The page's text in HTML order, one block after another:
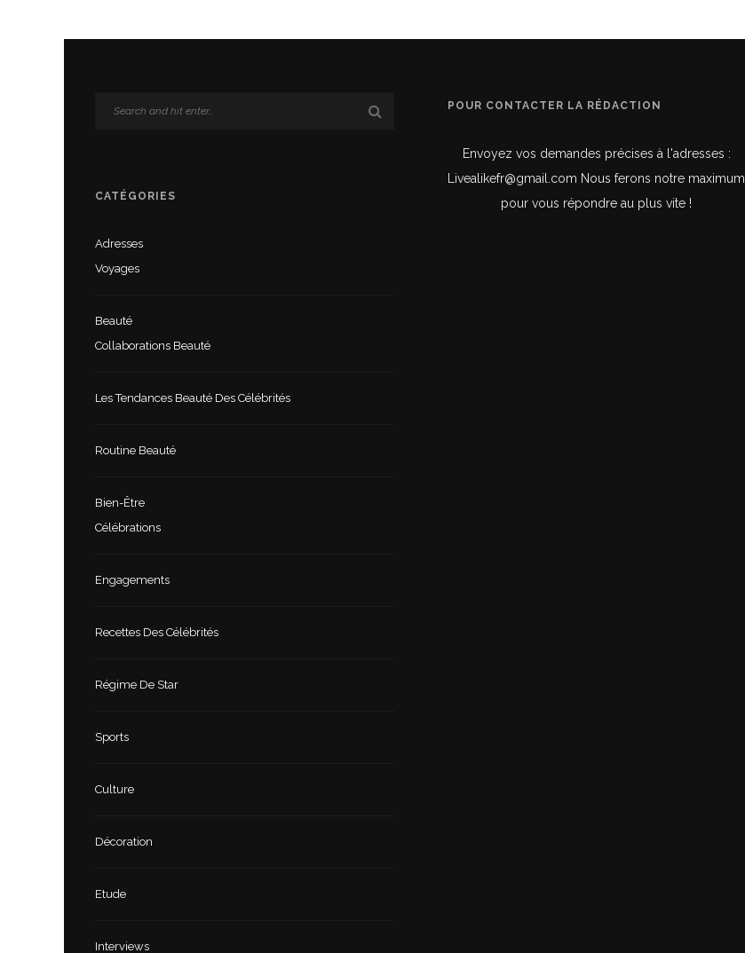
CATÉGORIES
Adresses
Voyages
Beauté
Collaborations Beauté
Les Tendances Beauté Des Célébrités
Routine Beauté
Bien-Être
Célébrations
Engagements
Recettes Des Célébrités
Régime De Star
Sports
Culture
Décoration
Etude
Interviews
POUR CONTACTER LA RÉDACTION
Envoyez vos demandes précises à l'adresses :
Livealikefr@gmail.com Nous ferons notre maximum
pour vous répondre au plus vite !